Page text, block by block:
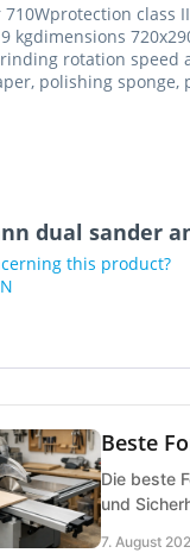
710Wprotection
kgdimensions
rotation
polishing sponge,
dual sander
this product?
Beste
Die beste
und
7. August